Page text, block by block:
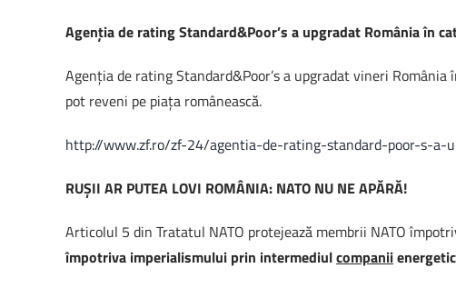
Agenţia de rating Standard&Poor’s a upgradat România în
Agenţia de rating Standard&Poor’s a upgradat vineri
pot reveni pe piaţa românească.
http://www.zf.ro/zf-24/agentia-de-rating-standard-poor-s-
RUŞII AR PUTEA LOVI ROMÂNIA: NATO NU NE APĂRĂ!
Articolul 5 din Tratatul NATO protejează membrii NATO
împotriva imperialismului prin intermediulcompanii